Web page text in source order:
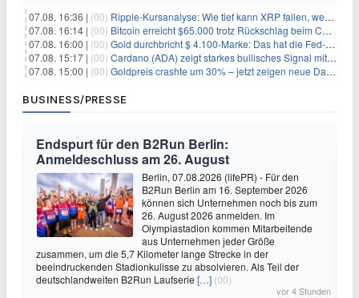
07.08. 16:36 | (00) Ripple-Kursanalyse: Wie tief kann XRP fallen, wenn die $1-Unterstützung am Wochenende verloren geht?
07.08. 16:14 | (00) Bitcoin erreicht $65.000 trotz Rückschlag beim CLARITY Act und fehlendem US-Iran-Abkommen
07.08. 16:00 | (00) Gold durchbricht $ 4.100-Marke: Das hat die Fed-Entscheidung ausgelöst
07.08. 15:17 | (00) Cardano (ADA) zeigt starkes bullisches Signal mit Potenzial für 200% Kursanstieg
07.08. 15:00 | (00) Goldpreis crashte um 30% – jetzt zeigen neue Daten: War es berechtigt?
BUSINESS/PRESSE
Endspurt für den B2Run Berlin:
Anmeldeschluss am 26. August
Berlin, 07.08.2026 (lifePR) - Für den
B2Run Berlin am 16. September 2026
können sich Unternehmen noch bis zum
26. August 2026 anmelden. Im
Olympiastadion kommen Mitarbeitende
aus Unternehmen jeder Größe
zusammen, um die 5,7 Kilometer lange Strecke in der
beeindruckenden Stadionkulisse zu absolvieren. Als Teil der
deutschlandweiten B2Run Laufserie […] (00)
vor 4 Stunden